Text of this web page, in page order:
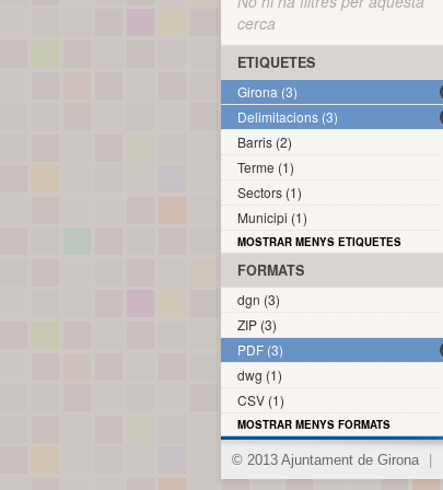
cerca
ETIQUETES
Girona (3)
Delimitacions (3)
Barris (2)
Terme (1)
Sectors (1)
Municipi (1)
MOSTRAR MENYS ETIQUETES
FORMATS
dgn (3)
ZIP (3)
PDF (3)
dwg (1)
CSV (1)
MOSTRAR MENYS FORMATS
© 2013 Ajuntament de Girona